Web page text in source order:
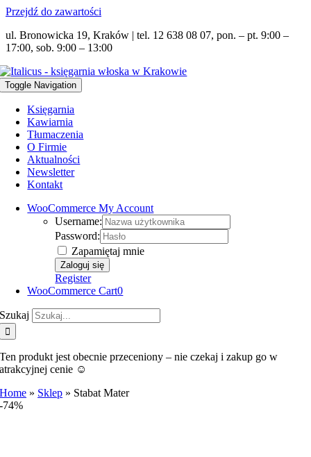
Przejdź do zawartości
ul. Bronowicka 19, Kraków | tel. 12 638 08 07, pon. – pt. 9:00 –
17:00, sob. 9:00 – 13:00
Toggle Navigation
Księgarnia
Kawiarnia
Tłumaczenia
O Firmie
Aktualności
Newsletter
Kontakt
WooCommerce My Account
Username:
Password:
Zapamiętaj mnie
Register
WooCommerce Cart0
Szukaj
Ten produkt jest obecnie przeceniony – nie czekaj i zakup go w
atrakcyjnej cenie ☺️
Home » Sklep » Stabat Mater
-74%